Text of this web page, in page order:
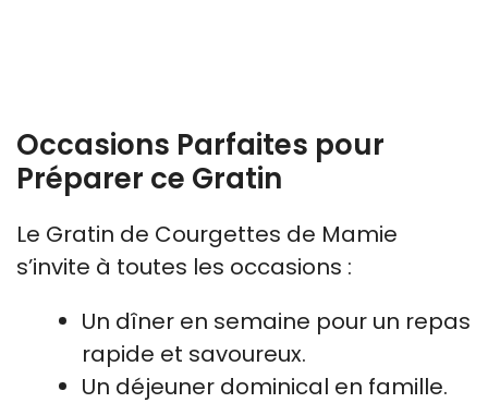
Occasions Parfaites pour
Préparer ce Gratin
Le Gratin de Courgettes de Mamie
s’invite à toutes les occasions :
Un dîner en semaine pour un repas
rapide et savoureux.
Un déjeuner dominical en famille.